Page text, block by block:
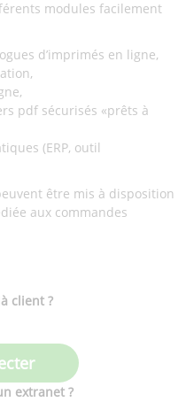
modules facilement
d’imprimés en ligne,
pdf sécurisés «prêts à
(ERP, outil
être mis à disposition
aux commandes
client ?
extranet ?